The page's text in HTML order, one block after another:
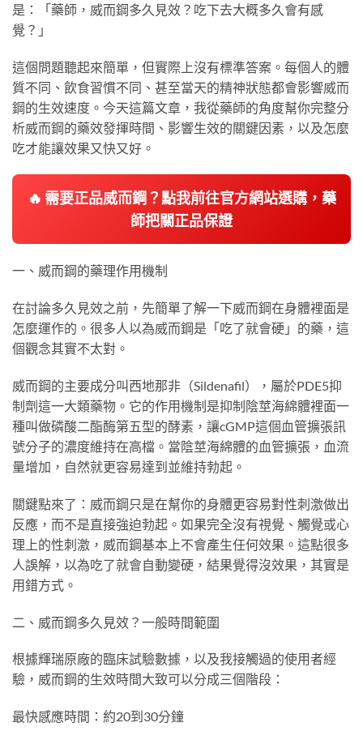
是：「藥師，威而鋼多久見效？吃下去大概多久會有感
覺？」
這個問題聽起來簡單，但實際上沒有標準答案。每個人的體
質不同、飲食習慣不同、甚至當天的精神狀態都會影響威而
鋼的生效速度。今天這篇文章，我從藥師的角度幫你完整分
析威而鋼的藥效發揮時間、影響生效的關鍵因素，以及怎麼
吃才能讓效果又快又好。
🔥 需要正品威而鋼？點我前往官方網站選購，藥
師把關正品保證
一、威而鋼的藥理作用機制
在討論多久見效之前，先簡單了解一下威而鋼在身體裡面是
怎麼運作的。很多人以為威而鋼是「吃了就會硬」的藥，這
個觀念其實不太對。
威而鋼的主要成分叫西地那非（Sildenafil），屬於PDE5抑
制劑這一大類藥物。它的作用機制是抑制陰莖海綿體裡面一
種叫做磷酸二酯酶第五型的酵素，讓cGMP這個血管擴張訊
號分子的濃度維持在高檔。當陰莖海綿體的血管擴張，血流
量增加，自然就更容易達到並維持勃起。
關鍵點來了：威而鋼只是在幫你的身體更容易對性刺激做出
反應，而不是直接強迫勃起。如果完全沒有視覺、觸覺或心
理上的性刺激，威而鋼基本上不會產生任何效果。這點很多
人誤解，以為吃了就會自動變硬，結果覺得沒效果，其實是
用錯方式。
二、威而鋼多久見效？一般時間範圍
根據輝瑞原廠的臨床試驗數據，以及我接觸過的使用者經
驗，威而鋼的生效時間大致可以分成三個階段：
最快感應時間：約20到30分鐘